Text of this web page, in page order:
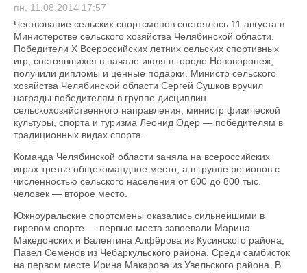
пн, 11.08.2014 17:57
Чествование сельских спортсменов состоялось 11 августа в
Министерстве сельского хозяйства Челябинской области.
Победители Х Всероссийских летних сельских спортивных
игр, состоявшихся в начале июля в городе Нововоронеж,
получили дипломы и ценные подарки. Министр сельского
хозяйства Челябинской области Сергей Сушков вручил
награды победителям в группе дисциплин
сельскохозяйственного направления, министр физической
культуры, спорта и туризма Леонид Одер — победителям в
традиционных видах спорта.
Команда Челябинской области заняла на всероссийских
играх третье общекомандное место, а в группе регионов с
численностью сельского населения от 600 до 800 тыс.
человек — второе место.
Южноуральские спортсмены оказались сильнейшими в
гиревом спорте — первые места завоевали Марина
Македонских и Валентина Алфёрова из Кусинского района,
Павел Семёнов из Чебаркульского района. Среди самбисток
на первом месте Ирина Макарова из Увельского района. В